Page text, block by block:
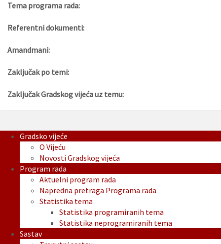
Tema programa rada:
Referentni dokumenti:
Amandmani:
Zaključak po temi:
Zaključak Gradskog vijeća uz temu:
Gradsko vijeće
O Vijeću
Novosti Gradskog vijeća
Program rada
Aktuelni program rada
Napredna pretraga Programa rada
Statistika tema
Statistika programiranih tema
Statistika neprogramiranih tema
Sastav